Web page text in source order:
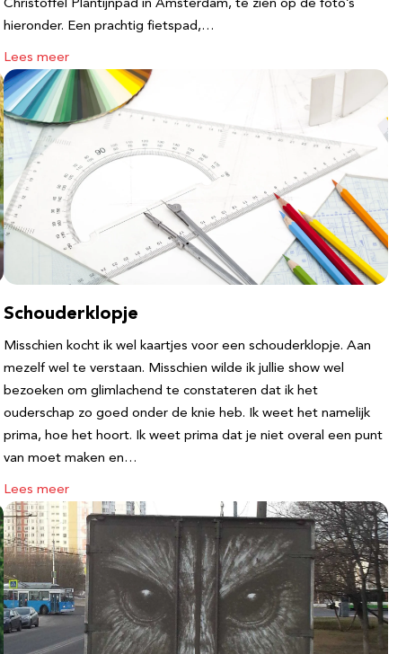
Christoffel Plantijnpad in Amsterdam, te zien op de foto’s
hieronder. Een prachtig fietspad,…
Lees meer
Schouderklopje
Misschien kocht ik wel kaartjes voor een schouderklopje. Aan
mezelf wel te verstaan. Misschien wilde ik jullie show wel
bezoeken om glimlachend te constateren dat ik het
ouderschap zo goed onder de knie heb. Ik weet het namelijk
prima, hoe het hoort. Ik weet prima dat je niet overal een punt
van moet maken en…
Lees meer